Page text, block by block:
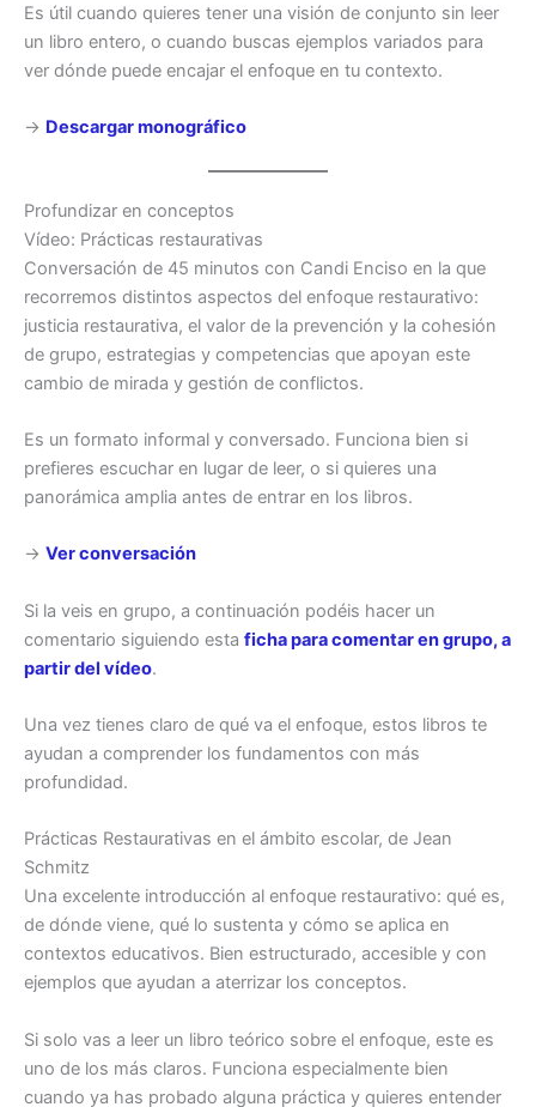
Es útil cuando quieres tener una visión de conjunto sin leer
un libro entero, o cuando buscas ejemplos variados para
ver dónde puede encajar el enfoque en tu contexto.
→ Descargar monográfico
Profundizar en conceptos
Vídeo: Prácticas restaurativas
Conversación de 45 minutos con Candi Enciso en la que
recorremos distintos aspectos del enfoque restaurativo:
justicia restaurativa, el valor de la prevención y la cohesión
de grupo, estrategias y competencias que apoyan este
cambio de mirada y gestión de conflictos.
Es un formato informal y conversado. Funciona bien si
prefieres escuchar en lugar de leer, o si quieres una
panorámica amplia antes de entrar en los libros.
→ Ver conversación
Si la veis en grupo, a continuación podéis hacer un
comentario siguiendo esta ficha para comentar en grupo, a
partir del vídeo.
Una vez tienes claro de qué va el enfoque, estos libros te
ayudan a comprender los fundamentos con más
profundidad.
Prácticas Restaurativas en el ámbito escolar, de Jean
Schmitz
Una excelente introducción al enfoque restaurativo: qué es,
de dónde viene, qué lo sustenta y cómo se aplica en
contextos educativos. Bien estructurado, accesible y con
ejemplos que ayudan a aterrizar los conceptos.
Si solo vas a leer un libro teórico sobre el enfoque, este es
uno de los más claros. Funciona especialmente bien
cuando ya has probado alguna práctica y quieres entender